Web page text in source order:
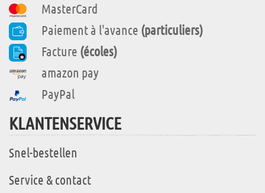
MasterCard
Paiement à l'avance (particuliers)
Facture (écoles)
amazon pay
PayPal
KLANTENSERVICE
Snel-bestellen
Service & contact